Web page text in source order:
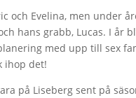
och Evelina, men under
hans grabb, Lucas. I
med upp till sex
ihop det!
på Liseberg sent på